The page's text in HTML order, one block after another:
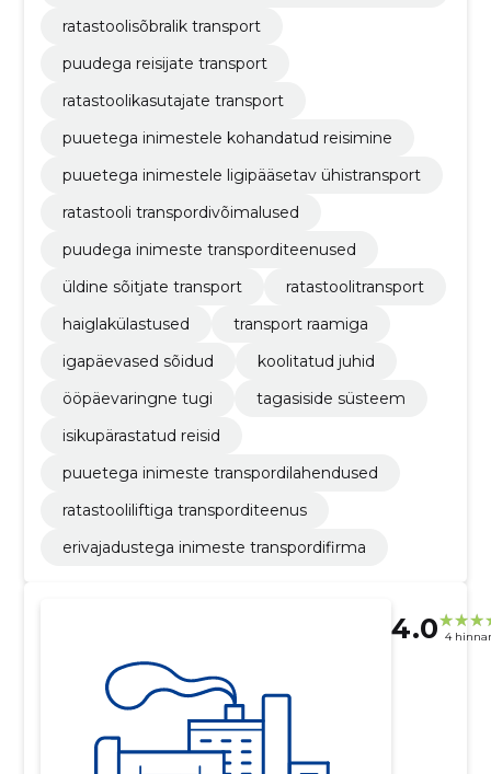
ratastoolisõbralik transport
puudega reisijate transport
ratastoolikasutajate transport
puuetega inimestele kohandatud reisimine
puuetega inimestele ligipääsetav ühistransport
ratastooli transpordivõimalused
puudega inimeste transporditeenused
üldine sõitjate transport
ratastoolitransport
haiglakülastused
transport raamiga
igapäevased sõidud
koolitatud juhid
ööpäevaringne tugi
tagasiside süsteem
isikupärastatud reisid
puuetega inimeste transpordilahendused
ratastooliliftiga transporditeenus
erivajadustega inimeste transpordifirma
4.0 4